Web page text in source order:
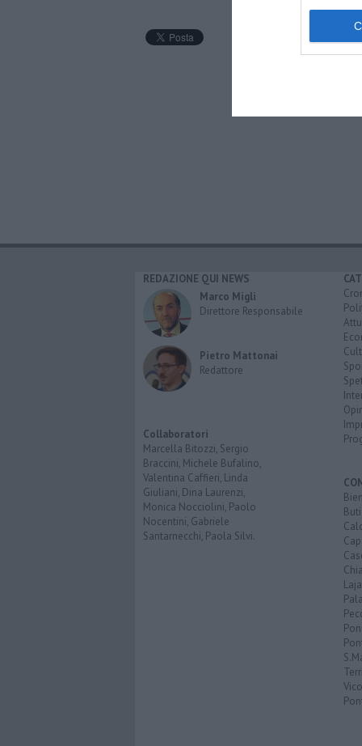
REDAZIONE QUI NEWS
Marco Migli
Direttore Responsabile
Pietro Mattonai
Redattore
Collaboratori
Marcella Bitozzi, Sergio
Braccini, Michele Bufalino,
Valentina Caffieri, Linda
Giuliani, Dina Laurenzi,
Monica Nocciolini, Paolo
Nocentini, Gabriele
Santarnecchi, Paola Silvi.
Buti